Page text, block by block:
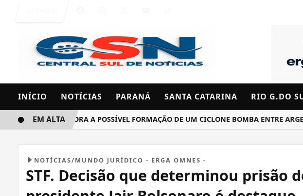
INÍCIO NOTÍCIAS PARANÁ SANTA CATARINA RIO G.DO
INMET MONITORA A POSSÍVEL FORMAÇÃO DE UM CICLONE BOMBA ENTRE
EM ALTA
NOTÍCIAS/MUNDO JURÍDICO - ERGA OMNES -
STF. Decisão que determinou prisão